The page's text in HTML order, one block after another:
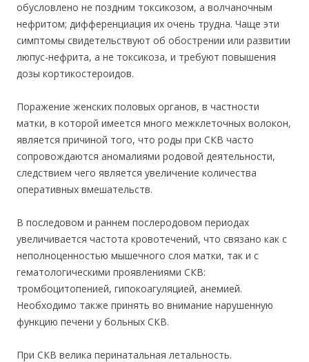
обусловлено не поздним токсикозом, а волчаночным
нефритом; дифференциация их очень трудна. Чаще эти
симптомы свидетельствуют об обострении или развитии
люпус-нефрита, а не токсикоза, и требуют повышения
дозы кортикостероидов.
Поражение женских половых органов, в частности
матки, в которой имеется много межклеточных волокон,
является причиной того, что роды при СКВ часто
сопровождаются аномалиями родовой деятельности,
следствием чего является увеличение количества
оперативных вмешательств.
В последовом и раннем послеродовом периодах
увеличивается частота кровотечений, что связано как с
неполноценностью мышечного слоя матки, так и с
гематологическими проявлениями СКВ:
тромбоцитопенией, гипокоагуляцией, анемией.
Необходимо также принять во внимание нарушенную
функцию печени у больных СКВ.
При СКВ велика перинатальная летальность.